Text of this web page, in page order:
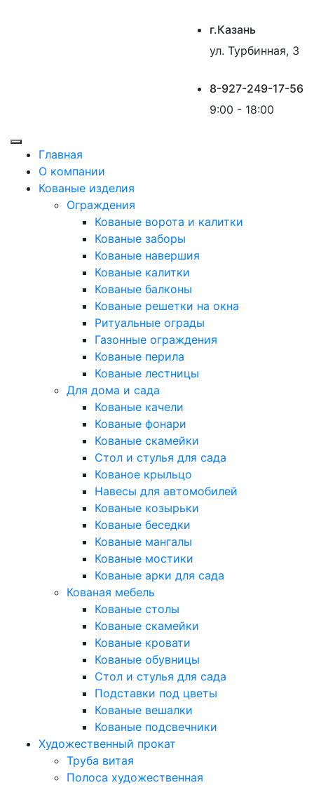
г.Казань
ул. Турбинная, 3
8-927-249-17-56
9:00 - 18:00
Главная
О компании
Кованые изделия
Ограждения
Кованые ворота и калитки
Кованые заборы
Кованые навершия
Кованые калитки
Кованые балконы
Кованые решетки на окна
Ритуальные ограды
Газонные ограждения
Кованые перила
Кованые лестницы
Для дома и сада
Кованые качели
Кованые фонари
Кованые скамейки
Стол и стулья для сада
Кованое крыльцо
Навесы для автомобилей
Кованые козырьки
Кованые беседки
Кованые мангалы
Кованые мостики
Кованые арки для сада
Кованая мебель
Кованые столы
Кованые скамейки
Кованые кровати
Кованые обувницы
Стол и стулья для сада
Подставки под цветы
Кованые вешалки
Кованые подсвечники
Художественный прокат
Труба витая
Полоса художественная